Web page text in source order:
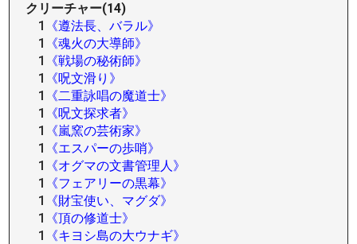
クリーチャー(14)
1
《遵法長、バラル》
1
《魂火の大導師》
1
《戦場の秘術師》
1
《呪文滑り》
1
《二重詠唱の魔道士》
1
《呪文探求者》
1
《嵐窯の芸術家》
1
《エスパーの歩哨》
1
《オグマの文書管理人》
1
《フェアリーの黒幕》
1
《財宝使い、マグダ》
1
《頂の修道士》
1
《キヨシ島の大ウナギ》